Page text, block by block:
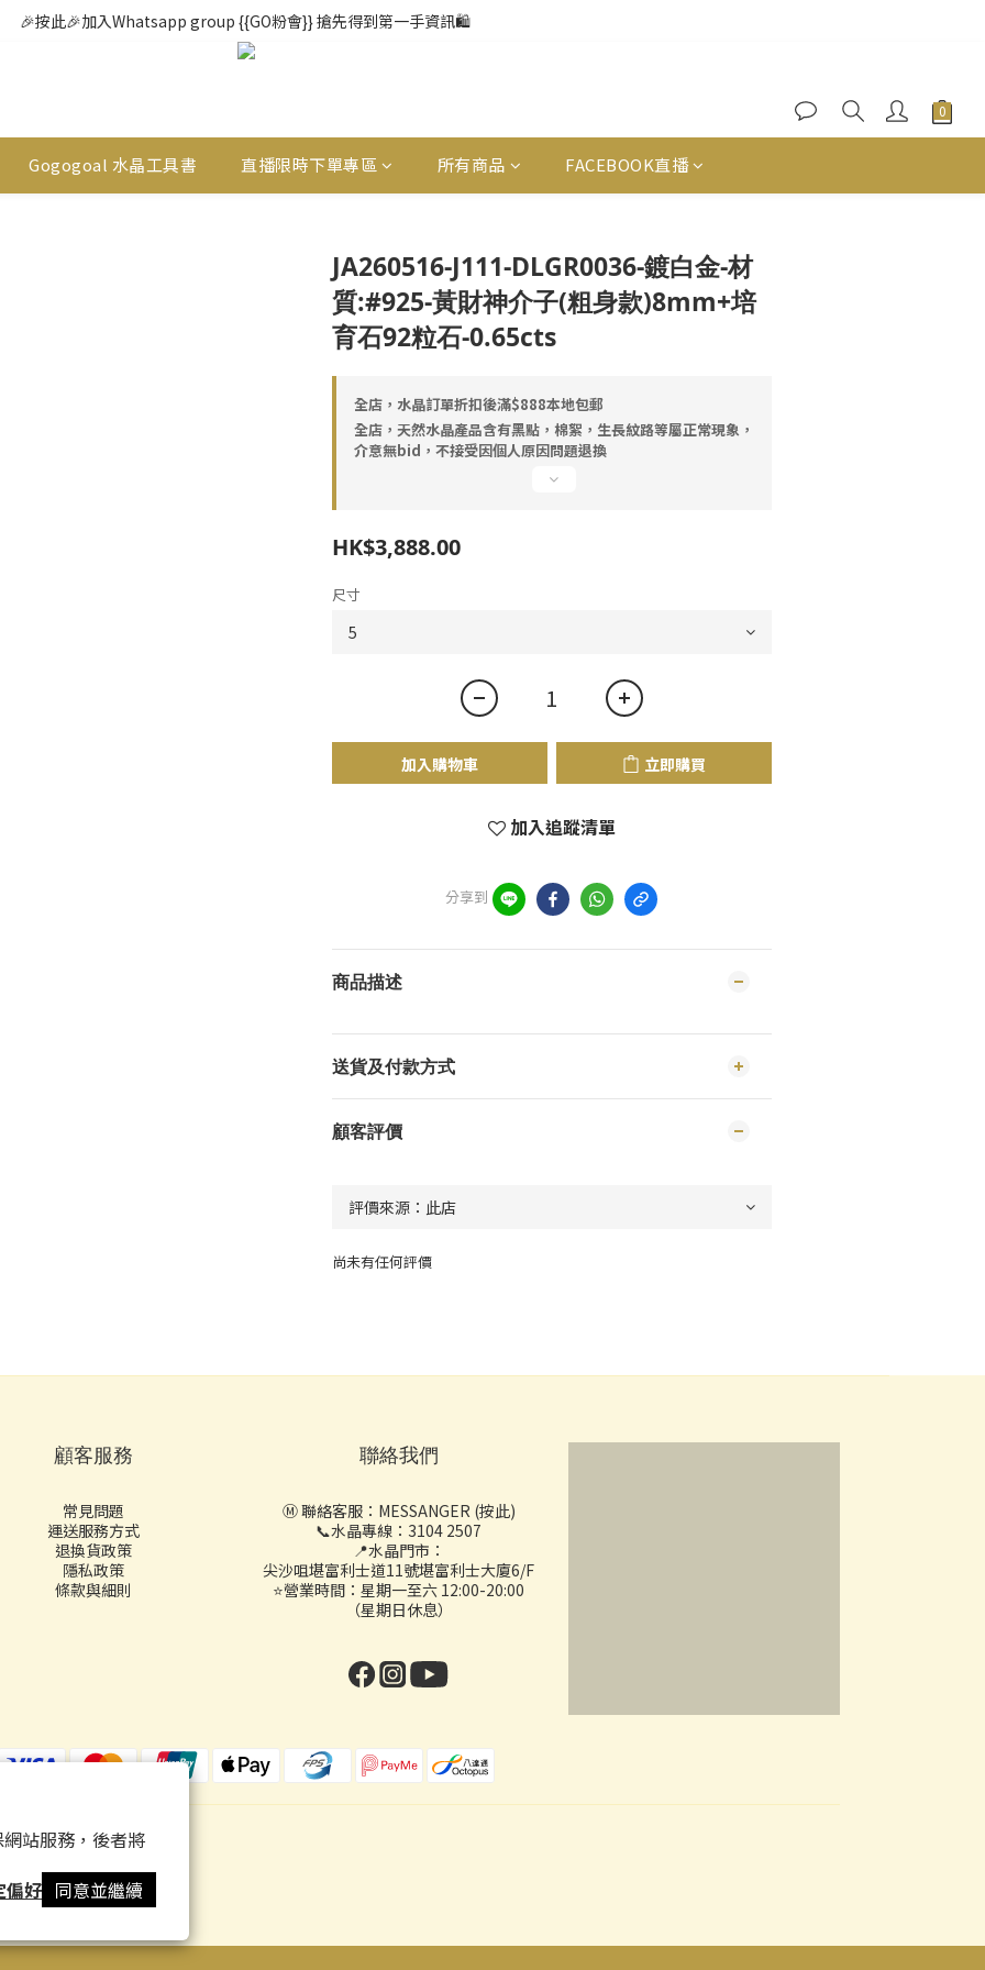
站服務，後者將
偏好 同意並繼續
🎉按此🎉加入Whatsapp group {{GO粉會}} 搶先得到第一手資訊🛍️
Gogogoal 水晶工具書 直播限時下單專區 所有商品 FACEBOOK直播
JA260516-J111-DLGR0036-鍍白金-材
質:#925-黃財神介子(粗身款)8mm+培
育石92粒石-0.65cts
全店，水晶訂單折扣後滿$888本地包郵
全店，天然水晶產品含有黑點，棉絮，生長紋路等屬正常現象，
介意無bid，不接受因個人原因問題退換
HK$3,888.00
尺寸
加入購物車 立即購買
加入追蹤清單
分享到
商品描述
送貨及付款方式
顧客評價
尚未有任何評價
顧客服務
常見問題
運送服務方式
退換貨政策
隱私政策
條款與細則
聯絡我們
Ⓜ️ 聯絡客服： MESSANGER (按此)
📞水晶專線：3104 2507
📍水晶門市：
尖沙咀堪富利士道11號堪富利士大廈6/F
⭐營業時間：星期一至六 12:00-20:00
（星期日休息）